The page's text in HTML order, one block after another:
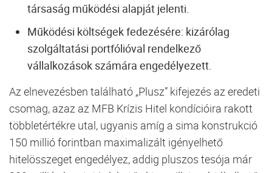
társaság működési alapját jelenti.
Működési költségek fedezésére: kizárólag
szolgáltatási portfólióval rendelkező
vállalkozások számára engedélyezett.
Az elnevezésben található „Plusz” kifejezés az eredeti
csomag, azaz az MFB Krízis Hitel kondícióira rakott
többletértékre utal, ugyanis amíg a sima konstrukció
150 millió forintban maximalizált igényelhető
hitelösszeget engedélyez, addig pluszos tesója már